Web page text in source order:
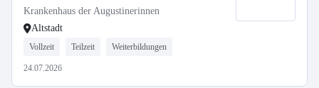
Krankenhaus der Augustinerinnen
Altstadt
Vollzeit Teilzeit Weiterbildungen
24.07.2026